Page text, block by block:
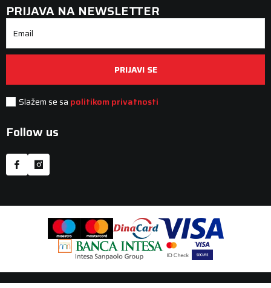
PRIJAVA NA NEWSLETTER
Email
PRIJAVI SE
Slažem se sa politikom privatnosti
Follow us